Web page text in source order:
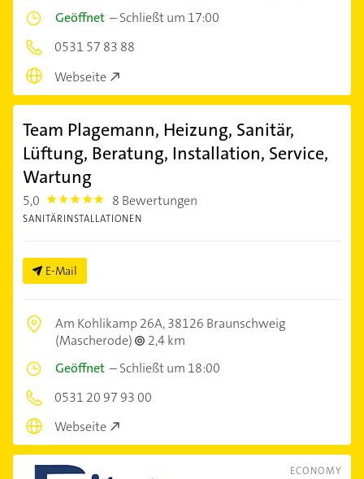
Geöffnet –Schließt um 17:00
0531 57 83 88
Webseite
Team Plagemann, Heizung, Sanitär,
Lüftung, Beratung, Installation, Service,
Wartung
5,0 5.0 8 Bewertungen
SANITÄRINSTALLATIONEN
E-Mail
Am Kohlikamp 26A,38126 Braunschweig
(Mascherode)
2,4 km
Geöffnet –Schließt um 18:00
0531 20 97 93 00
Webseite
ECONOMY